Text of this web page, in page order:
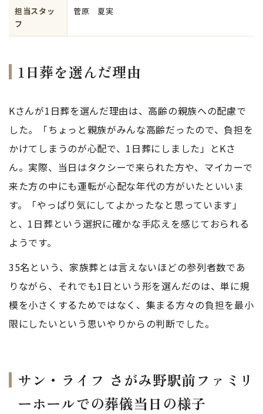
担当スタッ
フ
菅原 夏実
1日葬を選んだ理由
Kさんが1日葬を選んだ理由は、高齢の親族への配慮で
した。「ちょっと親族がみんな高齢だったので、負担を
かけてしまうのが心配で、1日葬にしました」とKさ
ん。実際、当日はタクシーで来られた方や、マイカーで
来た方の中にも運転が心配な年代の方がいたといいま
す。「やっぱり気にしてよかったなと思っています」
と、1日葬という選択に確かな手応えを感じておられる
ようです。
35名という、家族葬とは言えないほどの参列者数であ
りながら、それでも1日という形を選んだのは、単に規
模を小さくするためではなく、集まる方々の負担を最小
限にしたいという思いやりからの判断でした。
サン・ライフ さがみ野駅前ファミリ
ーホールでの葬儀当日の様子